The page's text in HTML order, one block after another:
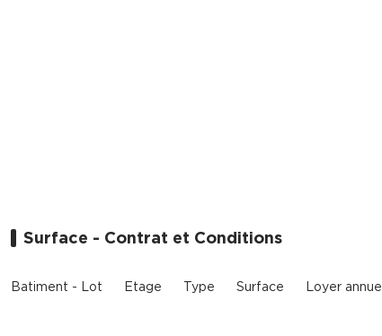
Surface - Contrat et Conditions
Batiment - Lot Etage Type Surface Loyer annuel